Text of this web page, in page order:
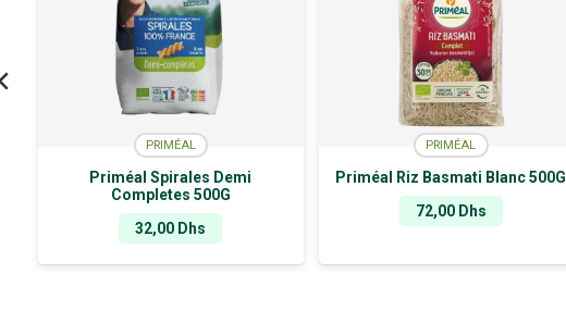
PRIMÉAL
Priméal Spirales Demi
Completes 500G
32,00 Dhs
PRIMÉAL
Priméal Riz Basmati Blanc 500G
72,00 Dhs